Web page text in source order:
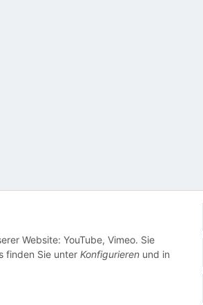
Website: YouTube, Vimeo. Sie
finden Sie unter Konfigurieren und in